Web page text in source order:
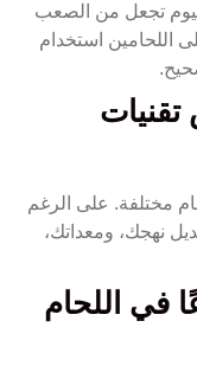
تجعل من الصعب
اللحامين استخدام
مختلفة. على الرغم
نهجك، ومعداتك،
في اللحام